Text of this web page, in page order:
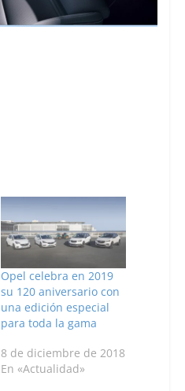
Opel celebra en 2019
su 120 aniversario con
una edición especial
para toda la gama
8 de diciembre de 2018
En «Actualidad»